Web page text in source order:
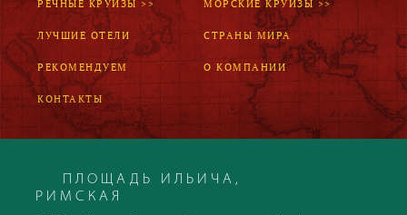
РЕЧНЫЕ КРУИЗЫ >> МОРСКИЕ КРУИЗЫ >>
ЛУЧШИЕ ОТЕЛИ СТРАНЫ МИРА
РЕКОМЕНДУЕМ О КОМПАНИИ
КОНТАКТЫ
ПЛОЩАДЬ ИЛЬИЧА,
РИМСКАЯ